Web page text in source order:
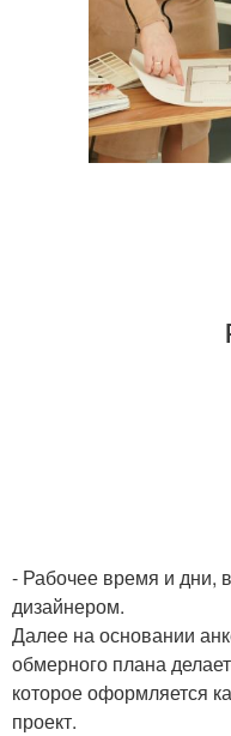
- Рабочее время и дни,
дизайнером.
Далее на основании
обмерного плана
которое оформляется
проект.